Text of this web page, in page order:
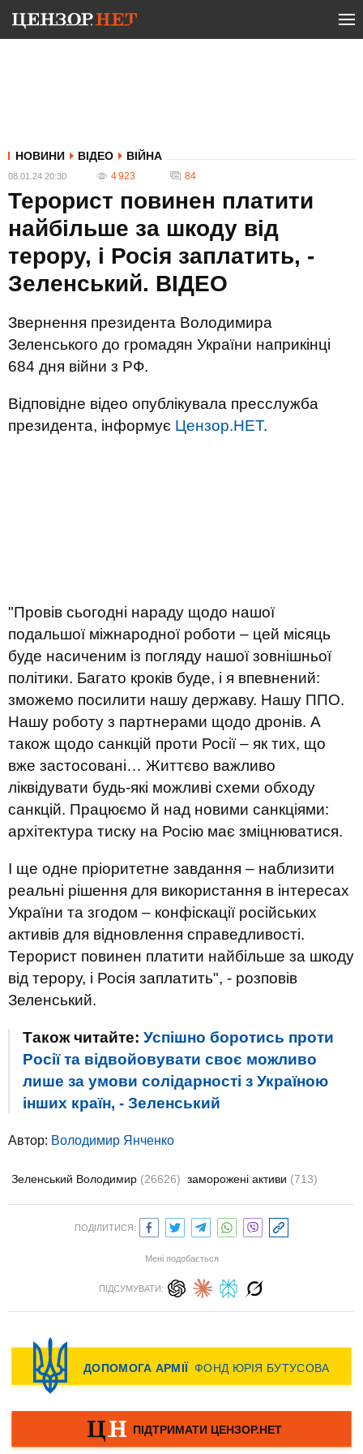
НОВИНИ ВІДЕО ВІЙНА
08.01.24 20:30 4 923 84
Терорист повинен платити
найбільше за шкоду від
терору, і Росія заплатить, -
Зеленський. ВIДЕО
Звернення президента Володимира
Зеленського до громадян України наприкінці
684 дня війни з РФ.
Відповідне відео опублікувала пресслужба
президента, інформує Цензор.НЕТ.
"Провів сьогодні нараду щодо нашої
подальшої міжнародної роботи – цей місяць
буде насиченим із погляду нашої зовнішньої
політики. Багато кроків буде, і я впевнений:
зможемо посилити нашу державу. Нашу ППО.
Нашу роботу з партнерами щодо дронів. А
також щодо санкцій проти Росії – як тих, що
вже застосовані… Життєво важливо
ліквідувати будь-які можливі схеми обходу
санкцій. Працюємо й над новими санкціями:
архітектура тиску на Росію має зміцнюватися.
І ще одне пріоритетне завдання – наблизити
реальні рішення для використання в інтересах
України та згодом – конфіскації російських
активів для відновлення справедливості.
Терорист повинен платити найбільше за шкоду
від терору, і Росія заплатить", - розповів
Зеленський.
Також читайте: Успішно боротись проти
Росії та відвойовувати своє можливо
лише за умови солідарності з Україною
інших країн, - Зеленський
Автор: Володимир Янченко
Зеленський Володимир (26626) заморожені активи (713)
ПОДІЛИТИСЯ:
Мені подобається
ПІДСУМУВАТИ: